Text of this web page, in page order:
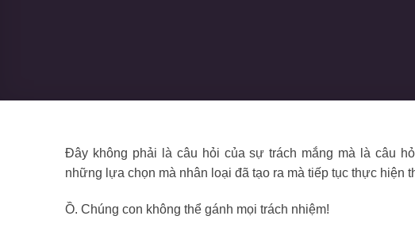
Đây không phải là câu hỏi của sự trách mắng mà là câu
những lựa chọn mà nhân loại đã tạo ra mà tiếp tục thực hiện
Ồ. Chúng con không thể gánh mọi trách nhiệm!